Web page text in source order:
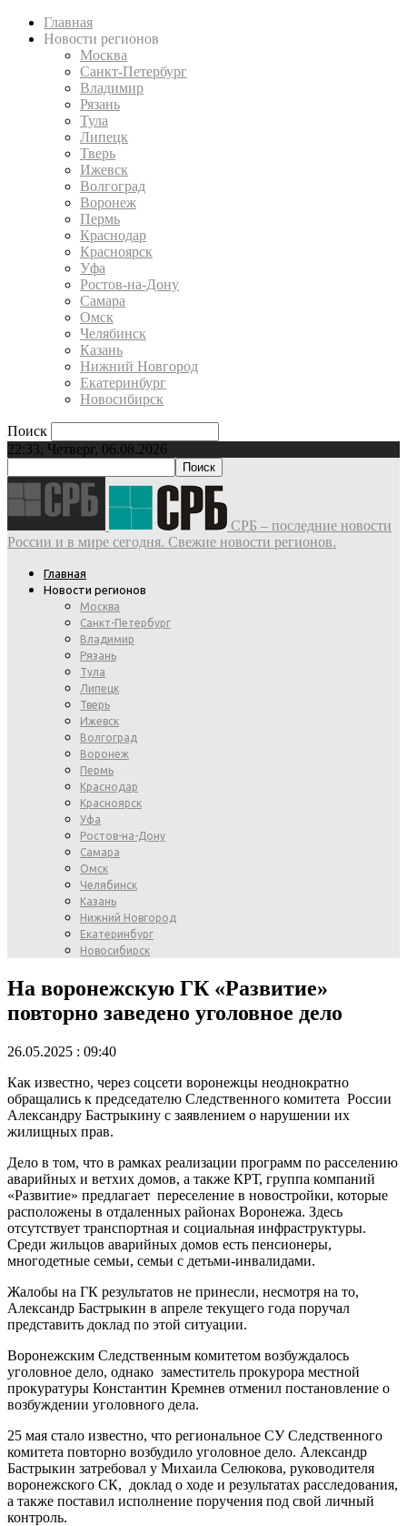
Главная
Новости регионов
Москва
Санкт-Петербург
Владимир
Рязань
Тула
Липецк
Тверь
Ижевск
Волгоград
Воронеж
Пермь
Краснодар
Красноярск
Уфа
Ростов-на-Дону
Самара
Омск
Челябинск
Казань
Нижний Новгород
Екатеринбург
Новосибирск
Поиск
22:33, Четверг, 06.08.2026
СРБ – последние новости
России и в мире сегодня. Свежие новости регионов.
Главная
Новости регионов
Москва
Санкт-Петербург
Владимир
Рязань
Тула
Липецк
Тверь
Ижевск
Волгоград
Воронеж
Пермь
Краснодар
Красноярск
Уфа
Ростов-на-Дону
Самара
Омск
Челябинск
Казань
Нижний Новгород
Екатеринбург
Новосибирск
На воронежскую ГК «Развитие»
повторно заведено уголовное дело
26.05.2025 : 09:40
Как известно, через соцсети воронежцы неоднократно
обращались к председателю Следственного комитета России
Александру Бастрыкину с заявлением о нарушении их
жилищных прав.
Дело в том, что в рамках реализации программ по расселению
аварийных и ветхих домов, а также КРТ, группа компаний
«Развитие» предлагает переселение в новостройки, которые
расположены в отдаленных районах Воронежа. Здесь
отсутствует транспортная и социальная инфраструктуры.
Среди жильцов аварийных домов есть пенсионеры,
многодетные семьи, семьи с детьми-инвалидами.
Жалобы на ГК результатов не принесли, несмотря на то,
Александр Бастрыкин в апреле текущего года поручал
представить доклад по этой ситуации.
Воронежским Следственным комитетом возбуждалось
уголовное дело, однако заместитель прокурора местной
прокуратуры Константин Кремнев отменил постановление о
возбуждении уголовного дела.
25 мая стало известно, что региональное СУ Следственного
комитета повторно возбудило уголовное дело. Александр
Бастрыкин затребовал у Михаила Селюкова, руководителя
воронежского СК, доклад о ходе и результатах расследования,
а также поставил исполнение поручения под свой личный
контроль.